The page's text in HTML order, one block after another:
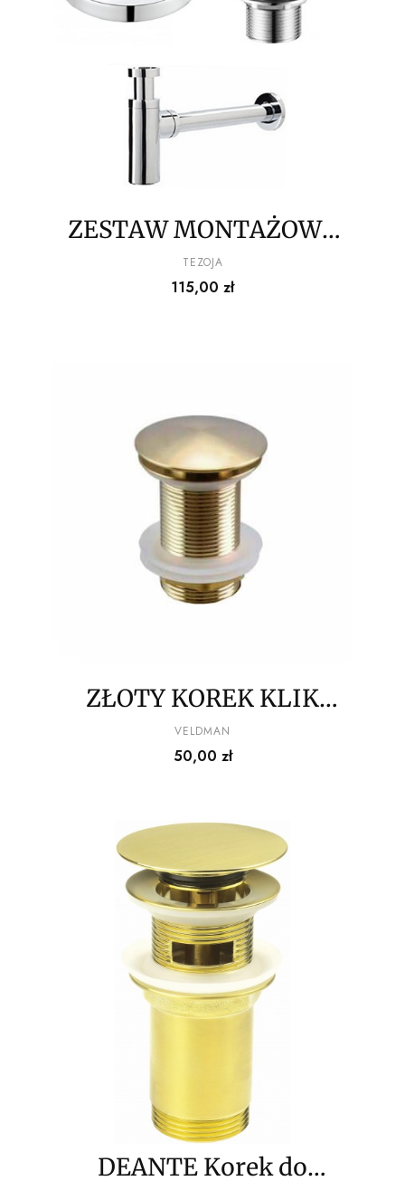
ZESTAW MONTAŻOWY
DO SZKLANYCH
UMYWALEK
PRODUCENT
TEZOJA
Cena
115,00 zł
ZŁOTY KOREK KLIK
KLAK VELDMAN
PRODUCENT
VELDMAN
Cena
50,00 zł
DEANTE Korek do